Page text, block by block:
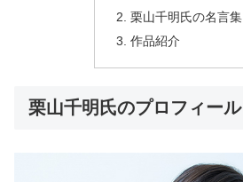
栗山千明氏の名言集
作品紹介
栗山千明氏のプロフィール